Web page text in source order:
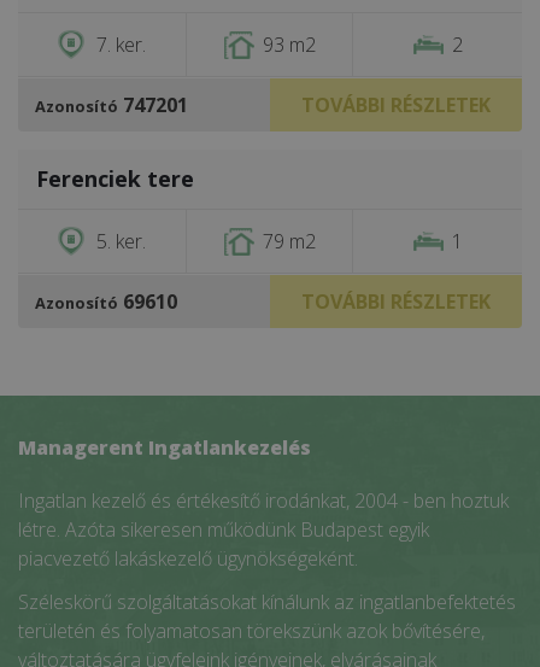
7. ker. 93 m2 2
Azonosító 747201 TOVÁBBI RÉSZLETEK
Ferenciek tere
5. ker. 79 m2 1
Azonosító 69610 TOVÁBBI RÉSZLETEK
Managerent Ingatlankezelés
Ingatlan kezelő és értékesítő irodánkat, 2004 - ben hoztuk
létre. Azóta sikeresen működünk Budapest egyik
piacvezető lakáskezelő ügynökségeként.
Széleskörű szolgáltatásokat kínálunk az ingatlanbefektetés
területén és folyamatosan törekszünk azok bővítésére,
változtatására ügyfeleink igényeinek, elvárásainak